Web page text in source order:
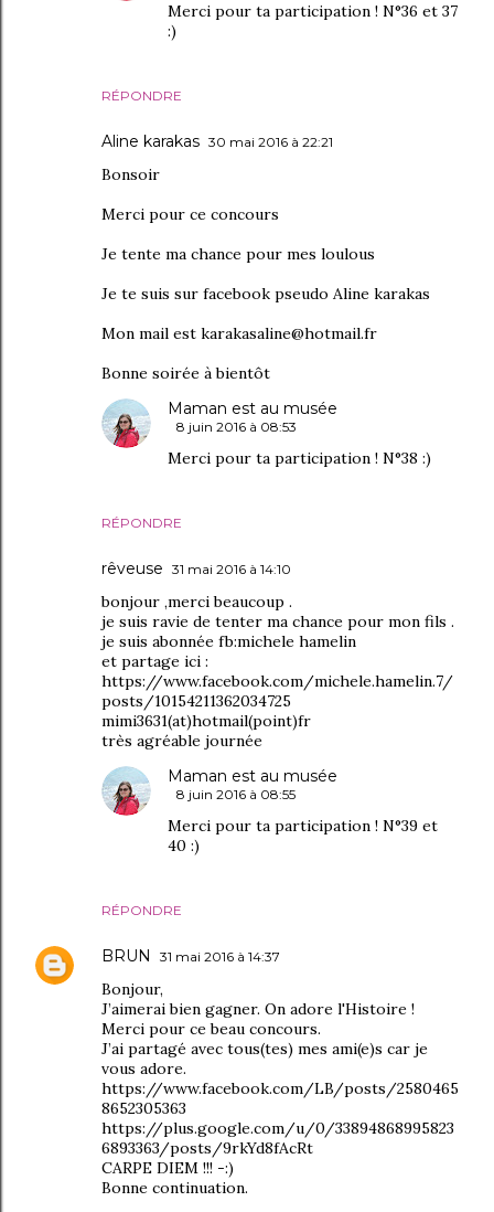
RÉPONDRE
Merci pour ta participation ! N°36 et 37
:)
Aline karakas 30 mai 2016 à 22:21
Bonsoir
Merci pour ce concours
Je tente ma chance pour mes loulous
Je te suis sur facebook pseudo Aline karakas
Mon mail est karakasaline@hotmail.fr
Bonne soirée à bientôt
RÉPONDRE
Maman est au musée
8 juin 2016 à 08:53
Merci pour ta participation ! N°38 :)
rêveuse 31 mai 2016 à 14:10
bonjour ,merci beaucoup .
je suis ravie de tenter ma chance pour mon fils .
je suis abonnée fb:michele hamelin
et partage ici :
https://www.facebook.com/michele.hamelin.7/
posts/10154211362034725
mimi3631(at)hotmail(point)fr
très agréable journée
RÉPONDRE
Maman est au musée
8 juin 2016 à 08:55
Merci pour ta participation ! N°39 et
40 :)
BRUN 31 mai 2016 à 14:37
Bonjour,
J’aimerai bien gagner. On adore l'Histoire !
Merci pour ce beau concours.
J’ai partagé avec tous(tes) mes ami(e)s car je
vous adore.
https://www.facebook.com/LB/posts/2580465
8652305363
https://plus.google.com/u/0/33894868995823
6893363/posts/9rkYd8fAcRt
CARPE DIEM !!! -:)
Bonne continuation.